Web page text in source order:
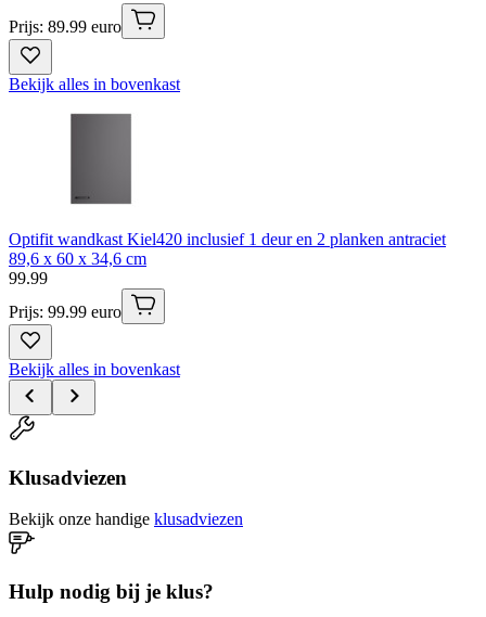
Prijs: 89.99 euro
Bekijk alles in bovenkast
Optifit wandkast Kiel420 inclusief 1 deur en 2 planken antraciet
89,6 x 60 x 34,6 cm
99.99
Prijs: 99.99 euro
Bekijk alles in bovenkast
Klusadviezen
Bekijk onze handige klusadviezen
Hulp nodig bij je klus?